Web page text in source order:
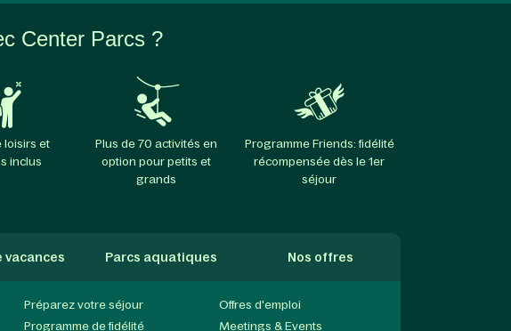
Center Parcs ?
loisirs et
inclus
Plus de 70 activités en
option pour petits et
grands
Programme Friends: fidélité
récompensée dès le 1er
séjour
vacances Parcs aquatiques Nos offres
Préparez votre séjour
Programme de fidélité
Offres d'emploi
Meetings & Events